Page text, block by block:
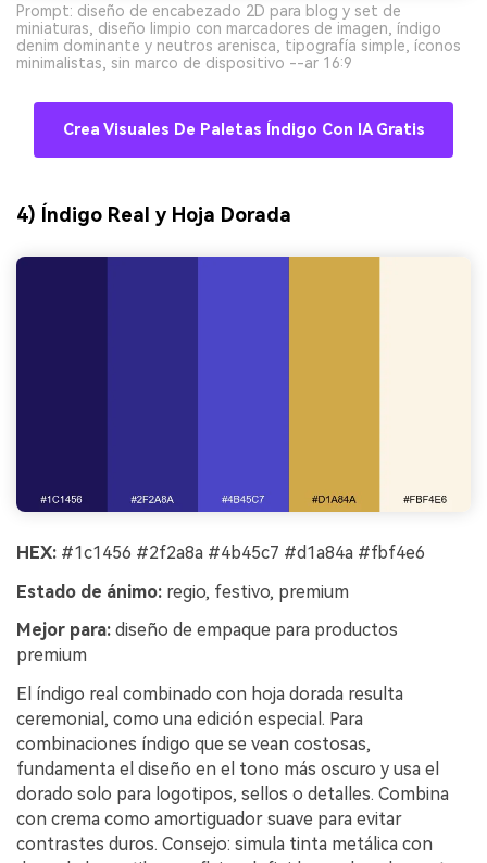
Prompt: diseño de encabezado 2D para blog y set de
miniaturas, diseño limpio con marcadores de imagen, índigo
denim dominante y neutros arenisca, tipografía simple, íconos
minimalistas, sin marco de dispositivo --ar 16:9
Crea Visuales De Paletas Índigo Con IA Gratis
4) Índigo Real y Hoja Dorada
HEX: #1c1456 #2f2a8a #4b45c7 #d1a84a #fbf4e6
Estado de ánimo: regio, festivo, premium
Mejor para: diseño de empaque para productos
premium
El índigo real combinado con hoja dorada resulta
ceremonial, como una edición especial. Para
combinaciones índigo que se vean costosas,
fundamenta el diseño en el tono más oscuro y usa el
dorado solo para logotipos, sellos o detalles. Combina
con crema como amortiguador suave para evitar
contrastes duros. Consejo: simula tinta metálica con